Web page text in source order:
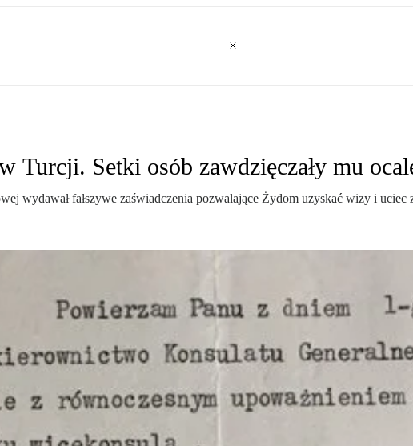
Turcji. Setki osób zawdzięczały mu
wydawał fałszywe zaświadczenia pozwalające Żydom uzyskać wizy i uciec